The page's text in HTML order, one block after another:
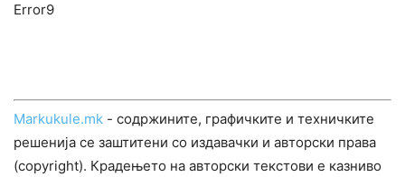
Error9
Markukule.mk - содржините, графичките и техничките
решенија се заштитени со издавачки и авторски права
(copyright). Крадењето на авторски текстови е казниво